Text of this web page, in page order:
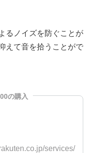
るノイズを防ぐことが
えて音を拾うことがで
の購入
services/